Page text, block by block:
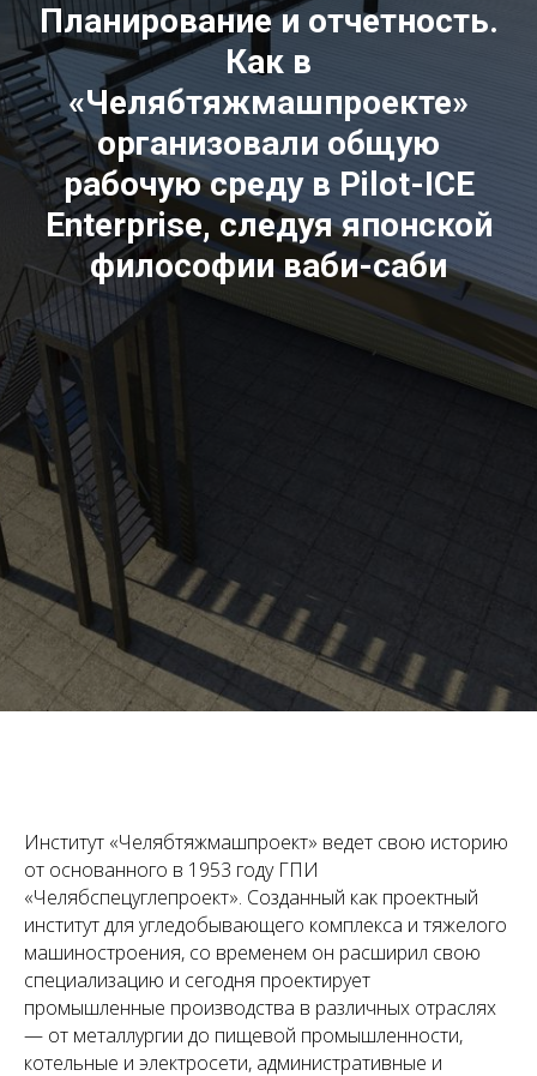
Планирование и отчетность.
Как в
«Челябтяжмашпроекте»
организовали общую
рабочую среду в Pilot-ICE
Enterprise, следуя японской
философии ваби-саби
Институт «Челябтяжмашпроект» ведет свою историю
от основанного в 1953 году ГПИ
«Челябспецуглепроект». Созданный как проектный
институт для угледобывающего комплекса и тяжелого
машиностроения, со временем он расширил свою
специализацию и сегодня проектирует
промышленные производства в различных отраслях
— от металлургии до пищевой промышленности,
котельные и электросети, административные и